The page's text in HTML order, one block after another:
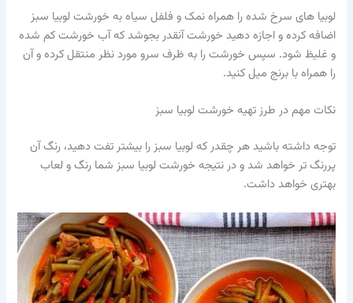
لوبیا های سرخ شده را همراه نمک و فلفل سیاه به خورشت لوبیا سبز
اضافه کرده و اجازه دهید خورشت آنقدر بجوشد که آب خورشت کم شده
و غلیظ شود. سپس خورشت را به ظرف سرو مورد نظر منتقل کرده و آن
را همراه با برنج میل کنید.
نکات مهم در طرز تهیه خورشت لوبیا سبز
توجه داشته باشید هر چقدر که لوبیا سبز را بیشتر تفت دهید، رنگ آن
پررنگ تر خواهد شد و در نتیجه خورشت لوبیا سبز شما رنگ و لعاب
بهتری خواهد داشت.